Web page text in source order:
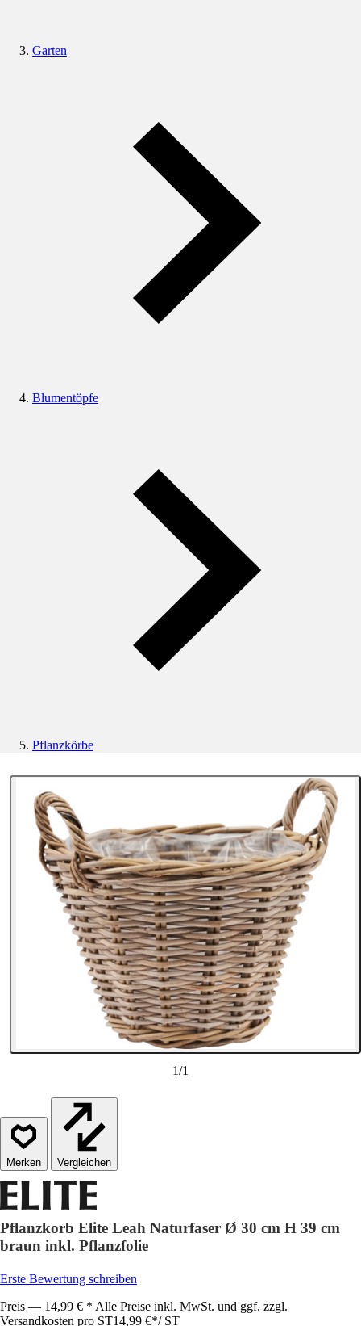
Garten
Blumentöpfe
Pflanzkörbe
1/1
Vergleichen
Pflanzkorb Elite Leah Naturfaser Ø 30 cm H 39 cm
braun inkl. Pflanzfolie
Erste Bewertung schreiben
Preis — 14,99 € * Alle Preise inkl. MwSt. und ggf. zzgl.
Versandkosten pro ST14,99 €*/ ST